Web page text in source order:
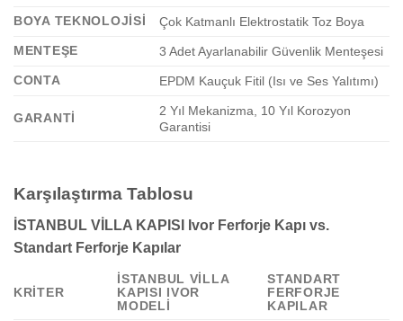
BOYA TEKNOLOJISI
Çok Katmanlı Elektrostatik Toz Boya
MENTEŞE
3 Adet Ayarlanabilir Güvenlik Menteşesi
CONTA
EPDM Kauçuk Fitil (Isı ve Ses Yalıtımı)
GARANTI
2 Yıl Mekanizma, 10 Yıl Korozyon
Garantisi
Karşılaştırma Tablosu
İSTANBUL VİLLA KAPISI Ivor Ferforje Kapı vs.
Standart Ferforje Kapılar
KRITER
İSTANBUL VİLLA
KAPISI IVOR
MODELI
STANDART
FERFORJE
KAPILAR